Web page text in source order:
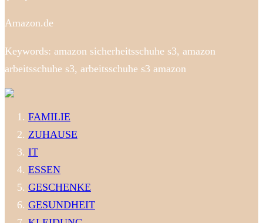
Amazon.de
Keywords: amazon sicherheitsschuhe s3, amazon
arbeitsschuhe s3, arbeitsschuhe s3 amazon
FAMILIE
ZUHAUSE
IT
ESSEN
GESCHENKE
GESUNDHEIT